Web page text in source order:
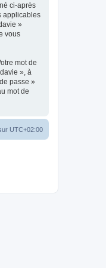
ci-après
applicables
»
vous
mot de
», à
passe »
mot de
UTC+02:00